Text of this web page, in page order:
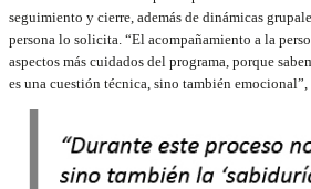
seguimiento y cierre, además de dinámicas
persona lo solicita. “El acompañamiento a la
aspectos más cuidados del programa, porque
es una cuestión técnica, sino también